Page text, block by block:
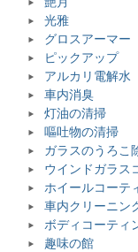
光雅
グロスアーマー
ピックアップ
アルカリ電解水
車内消臭
灯油の清掃
嘔吐物の清掃
ガラスのうろこ
ウインドガラス
ホイールコーテ
車内クリーニン
ボディコーティ
趣味の館